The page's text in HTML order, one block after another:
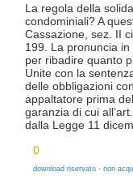
La regola della
condominiali? A
Cassazione, sez. II
199. La pronuncia in
per ribadire quanto
Unite con la
delle obbligazioni
appaltatore prima
garanzia di cui
dalla Legge 11
download riservato - non